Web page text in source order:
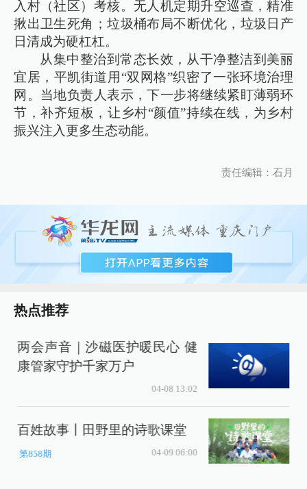
入村（社区）考核。无人机定期升空巡查，精准
揪出卫生死角；垃圾桶布局不断优化，垃圾日产
日清成为硬杠杠。
从集中整治到常态长效，从干净整洁到美丽
宜居，平凯街道用“双网格”织密了一张环境治理
网。当地负责人表示，下一步将继续紧盯薄弱环
节，补齐短板，让乡村“颜值”持续在线，为乡村
振兴注入更多生态动能。
责任编辑：石月
热点推荐
两会声音｜沙磁医护暖民心 健
康管家守护千家万户
04-08 13:02
百姓故事丨田野里的诗歌课堂
第858期 04-09 06:00